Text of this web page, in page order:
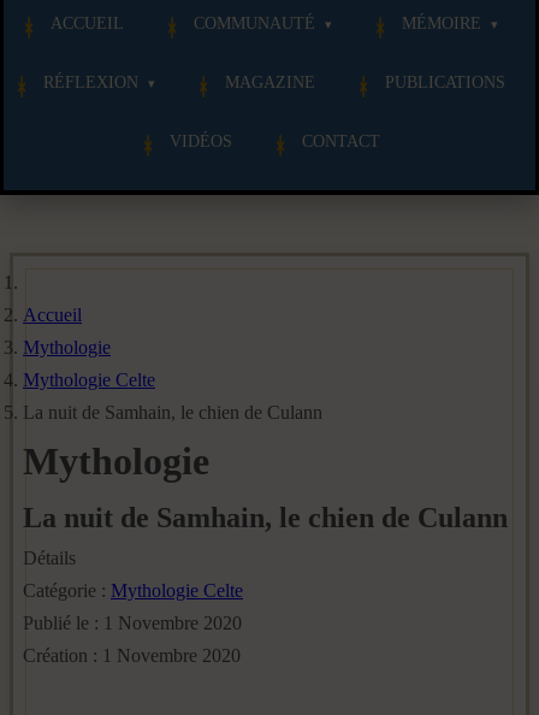
ACCUEIL COMMUNAUTÉ MÉMOIRE
RÉFLEXION MAGAZINE PUBLICATIONS
VIDÉOS CONTACT
Accueil
Mythologie
Mythologie Celte
La nuit de Samhain, le chien de Culann
Mythologie
La nuit de Samhain, le chien de Culann
Détails
Catégorie : Mythologie Celte
Publié le : 1 Novembre 2020
Création : 1 Novembre 2020